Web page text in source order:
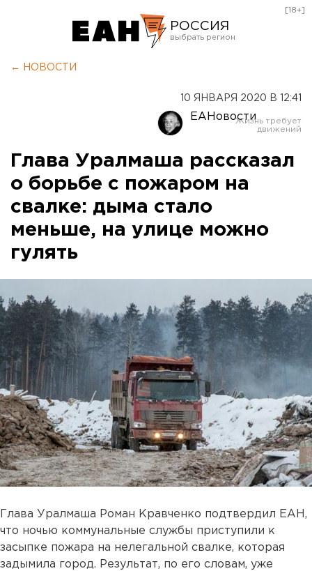
РОССИЯ
Оренбург
[18+]
← НОВОСТИ
10 ЯНВАРЯ 2020 В 12:41
ЕАНовости
Глава Уралмаша рассказал
о борьбе с пожаром на
свалке: дыма стало
меньше, на улице можно
гулять
Глава Уралмаша Роман Кравченко подтвердил ЕАН,
что ночью коммунальные службы приступили к
засыпке пожара на нелегальной свалке, которая
задымила город. Результат, по его словам, уже